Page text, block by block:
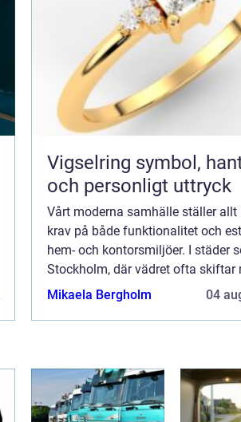
Vigselring symbol, hantverk
och personligt uttryck
Vårt moderna samhälle ställer allt
krav på både funktionalitet och
hem- och kontorsmiljöer. I städer
Stockholm, där vädret ofta skiftar
och regn, blir behovet av effe...
Mikaela Bergholm 04